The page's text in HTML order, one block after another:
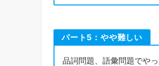
パート5：やや難しい
品詞問題、語彙問題でや